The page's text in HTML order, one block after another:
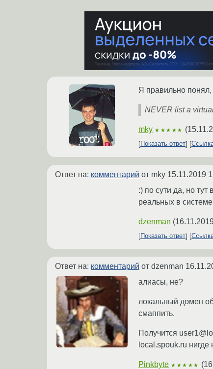
Я правильно
NEVER list a
mky ★★★★★ (
Показать ответ
Ответ на: комментарий от mky 15.11.2019
:) по сути да, но
реальных в
dzenman (
Показать ответ
Ответ на: комментарий от dzenman
алиасы, не?
локальный домен
смаппить.
Получится
local.spouk.ru нигде
Pinkbyte ★★★★★ (